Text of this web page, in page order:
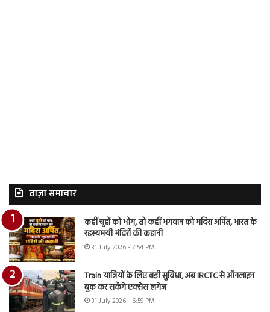
ताज़ा समाचार
कहीं चूहों को भोग, तो कहीं भगवान को मदिरा अर्पित, भारत के
रहस्यमयी मंदिरों की कहानी
31 July 2026 - 7:54 PM
Train यात्रियों के लिए बड़ी सुविधा, अब IRCTC से ऑनलाइन
बुक कर सकेंगे एक्सेस लगेज
31 July 2026 - 6:59 PM